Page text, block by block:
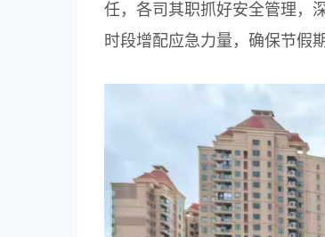
任，各司其职抓好安全管理，
时段增配应急力量，确保节假